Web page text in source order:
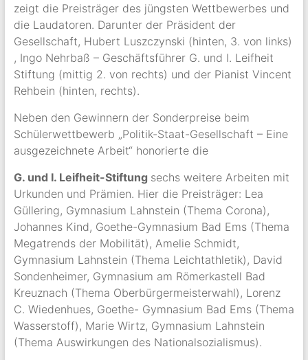
zeigt die Preisträger des jüngsten Wettbewerbes und
die Laudatoren. Darunter der Präsident der
Gesellschaft, Hubert Luszczynski (hinten, 3. von links)
, Ingo Nehrbaß – Geschäftsführer G. und I. Leifheit
Stiftung (mittig 2. von rechts) und der Pianist Vincent
Rehbein (hinten, rechts).
Neben den Gewinnern der Sonderpreise beim
Schülerwettbewerb „Politik-Staat-Gesellschaft – Eine
ausgezeichnete Arbeit“ honorierte die
G. und I. Leifheit-Stiftung sechs weitere Arbeiten mit
Urkunden und Prämien. Hier die Preisträger: Lea
Güllering, Gymnasium Lahnstein (Thema Corona),
Johannes Kind, Goethe-Gymnasium Bad Ems (Thema
Megatrends der Mobilität), Amelie Schmidt,
Gymnasium Lahnstein (Thema Leichtathletik), David
Sondenheimer, Gymnasium am Römerkastell Bad
Kreuznach (Thema Oberbürgermeisterwahl), Lorenz
C. Wiedenhues, Goethe- Gymnasium Bad Ems (Thema
Wasserstoff), Marie Wirtz, Gymnasium Lahnstein
(Thema Auswirkungen des Nationalsozialismus).